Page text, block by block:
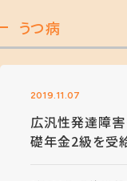
うつ病
2019.11.07
広汎性発達障
礎年金2級を受